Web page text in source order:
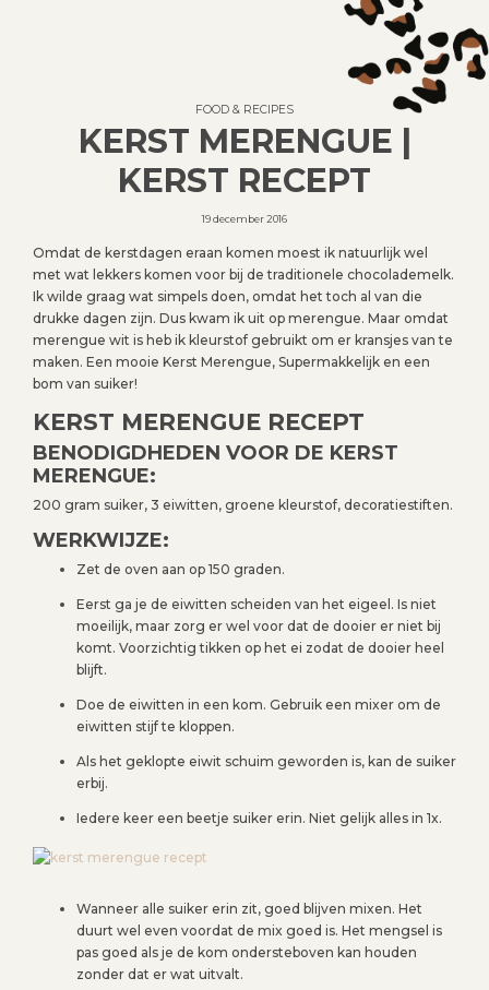
FOOD & RECIPES
KERST MERENGUE |
KERST RECEPT
19 december 2016
Omdat de kerstdagen eraan komen moest ik natuurlijk wel
met wat lekkers komen voor bij de traditionele chocolademelk.
Ik wilde graag wat simpels doen, omdat het toch al van die
drukke dagen zijn. Dus kwam ik uit op merengue. Maar omdat
merengue wit is heb ik kleurstof gebruikt om er kransjes van te
maken. Een mooie Kerst Merengue, Supermakkelijk en een
bom van suiker!
KERST MERENGUE RECEPT
BENODIGDHEDEN VOOR DE KERST
MERENGUE:
200 gram suiker, 3 eiwitten, groene kleurstof, decoratiestiften.
WERKWIJZE:
Zet de oven aan op 150 graden.
Eerst ga je de eiwitten scheiden van het eigeel. Is niet
moeilijk, maar zorg er wel voor dat de dooier er niet bij
komt. Voorzichtig tikken op het ei zodat de dooier heel
blijft.
Doe de eiwitten in een kom. Gebruik een mixer om de
eiwitten stijf te kloppen.
Als het geklopte eiwit schuim geworden is, kan de suiker
erbij.
Iedere keer een beetje suiker erin. Niet gelijk alles in 1x.
Wanneer alle suiker erin zit, goed blijven mixen. Het
duurt wel even voordat de mix goed is. Het mengsel is
pas goed als je de kom ondersteboven kan houden
zonder dat er wat uitvalt.